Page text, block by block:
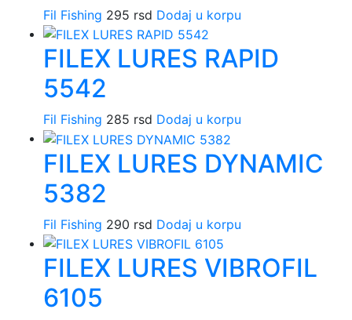
Fil Fishing 295 rsd Dodaj u korpu
FILEX LURES RAPID
5542
Fil Fishing 285 rsd Dodaj u korpu
FILEX LURES DYNAMIC
5382
Fil Fishing 290 rsd Dodaj u korpu
FILEX LURES VIBROFIL
6105